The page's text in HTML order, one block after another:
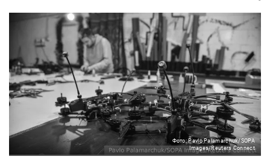
Фото: Pavlo Palamarchuk/SOPA
Images/Reuters Connect